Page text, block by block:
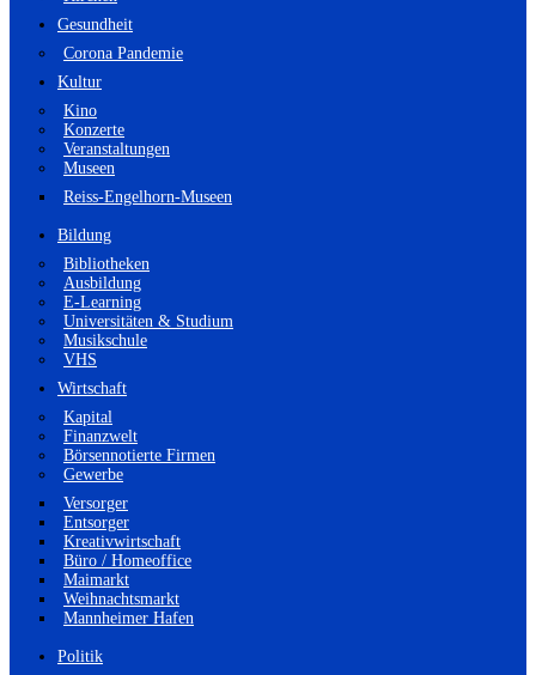
Gesundheit
Corona Pandemie
Kultur
Kino
Konzerte
Veranstaltungen
Museen
Reiss-Engelhorn-Museen
Bildung
Bibliotheken
Ausbildung
E-Learning
Universitäten & Studium
Musikschule
VHS
Wirtschaft
Kapital
Finanzwelt
Börsennotierte Firmen
Gewerbe
Versorger
Entsorger
Kreativwirtschaft
Büro / Homeoffice
Maimarkt
Weihnachtsmarkt
Mannheimer Hafen
Politik